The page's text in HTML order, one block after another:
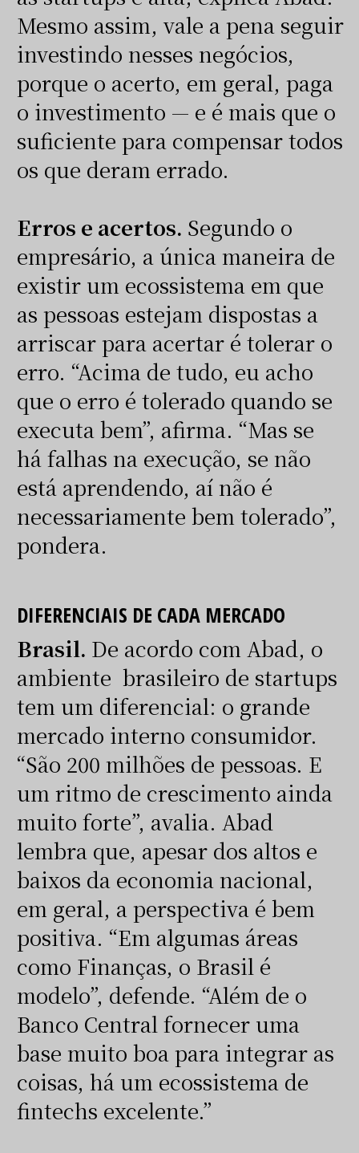
Mesmo assim, vale a pena seguir
investindo nesses negócios,
porque o acerto, em geral, paga
o investimento — e é mais que o
suficiente para compensar todos
os que deram errado.
Erros e acertos. Segundo o
empresário, a única maneira de
existir um ecossistema em que
as pessoas estejam dispostas a
arriscar para acertar é tolerar o
erro. “Acima de tudo, eu acho
que o erro é tolerado quando se
executa bem”, afirma. “Mas se
há falhas na execução, se não
está aprendendo, aí não é
necessariamente bem tolerado”,
pondera.
DIFERENCIAIS DE CADA MERCADO
Brasil. De acordo com Abad, o
ambiente brasileiro de startups
tem um diferencial: o grande
mercado interno consumidor.
“São 200 milhões de pessoas. E
um ritmo de crescimento ainda
muito forte”, avalia. Abad
lembra que, apesar dos altos e
baixos da economia nacional,
em geral, a perspectiva é bem
positiva. “Em algumas áreas
como Finanças, o Brasil é
modelo”, defende. “Além de o
Banco Central fornecer uma
base muito boa para integrar as
coisas, há um ecossistema de
fintechs excelente.”